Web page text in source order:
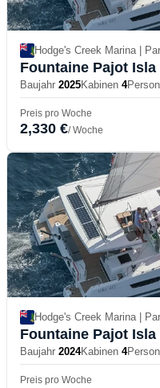
Hodge's Creek Marina |
Fountaine Pajot Isla
Baujahr 2025Kabinen 4
Preis pro Woche
2,330 €/ Woche
Hodge's Creek Marina |
Fountaine Pajot Isla
Baujahr 2024Kabinen 4
Preis pro Woche